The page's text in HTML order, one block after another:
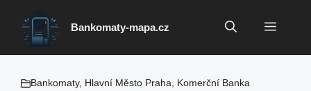
obsah
Bankomaty-mapa.cz Menu
Bankomaty, Hlavní Město Praha
Komerční Banka